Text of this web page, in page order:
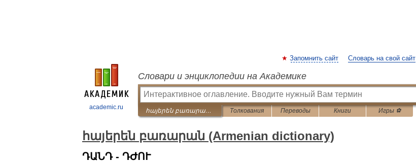
academic.ru
Запомнить сайт Словарь на свой сайт
Словари и энциклопедии на Академике
հայերեն բառարան (Armenian dictionary) Толкования Переводы Книги Игры ⚽
հայերեն բառարան (Armenian dictionary)
ԴԱՆԴ - ԴԺՈՒ